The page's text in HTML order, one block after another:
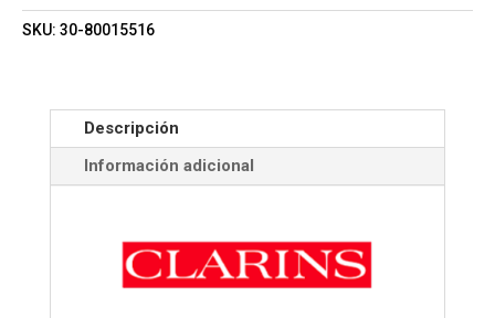
SKU: 30-80015516
Descripción
Información adicional